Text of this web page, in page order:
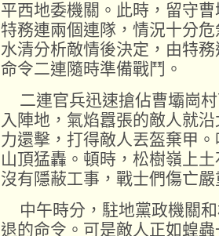
平西地委機關。此時，留守
特務連兩個連隊，情況十分
水清分析敵情後決定，由特
命令二連隨時準備戰鬥。
二連官兵迅速搶佔曹壩崗
入陣地，氣焰囂張的敵人就
力還擊，打得敵人丟盔棄甲
山頂猛轟。頓時，松樹嶺上
沒有隱蔽工事，戰士們傷亡嚴
中午時分，駐地黨政機關
退的命令。可是敵人正如蝗